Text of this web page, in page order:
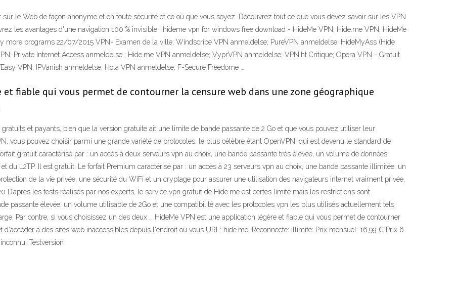
le Web de façon anonyme et en toute sécurité et ce où que vous soyez. Découvrez tout ce que vous devez savoir sur les VPN
les avantages d'une navigation 100 % invisible ! hideme vpn for windows free download - HideMe VPN, Hide.me VPN, HideMe
more programs 22/07/2015 VPN- Examen de la ville; Windscribe VPN anmeldelse; PureVPN anmeldelse; HideMyAss (Hide
Private Internet Access anmeldelse ; Hide.me VPN anmeldelse; VyprVPN anmeldelse; VPN.ht Critique; Opera VPN - Gratuit
VPN; IPVanish anmeldelse; Hola VPN anmeldelse; F-Secure Freedome …
fiable qui vous permet de contourner la censure web dans une zone géographique
et payants, bien que la version gratuite ait une limite de bande passante de 2 Go et que vous pouvez utiliser leur
vous pouvez choisir parmi une grande variété de protocoles, le plus célèbre étant OpenVPN, qui est devenu le standard de
gratuit caractérisé par : un accès à deux serveurs vpn au choix, une bande passante très élevée, un volume de données
du L2TP. Il est gratuit. Le forfait Premium caractérisé par : un accès à 23 serveurs vpn au choix, une bande passante illimitée, un
de la vie privée, une sécurité du WiFi et un cryptage pour assurer une utilisation des navigateurs internet vraiment privée,
les tests réalisés par nos experts, le service vpn gratuit de Hide.me est certes limité mais les restrictions sont
passante élevée, un volume utilisable de 2Go et une compatibilité avec les protocoles vpn les plus utilisés actuellement tels
Par contre, si vous choisissez un des deux … HideMe VPN est une application légère et fiable qui vous permet de contourner
d'accéder à des sites web inaccessibles depuis l'endroit où vous URL: hide.me: Reconnecte: illimité: Prix mensuel: 16,99 € Prix 6
Testversion